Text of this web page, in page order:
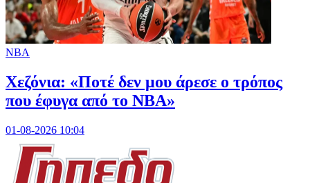
NBA
Χεζόνια: «Ποτέ δεν μου άρεσε ο τρόπος
που έφυγα από το NBA»
01-08-2026 10:04